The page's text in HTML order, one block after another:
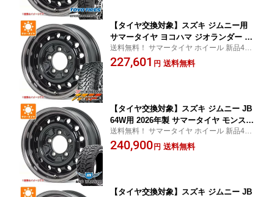
【タイヤ交換対象】スズキ ジムニー用
サマータイヤ ヨコハマ ジオランダー M/
T G003 195R16C 104/102Q アピオ ワイ
ルドボア D 5.5-16 タイヤホイール4本セ
送料無料！ サマータイヤ ホイール 新品4本
セット 195/16 195-16
227,601 円 送料無料
【タイヤ交換対象】スズキ ジムニー JB
64W用 2026年製 サマータイヤ モンスタ
マッドウォーリアー LT215/70R16 107/1
05Q ホワイトレター アピオ ワイルドボ
送料無料！ サマータイヤ ホイール 新品4本
セット 215/70/16 215-70-16
240,900 円 送料無料
【タイヤ交換対象】スズキ ジムニー JB